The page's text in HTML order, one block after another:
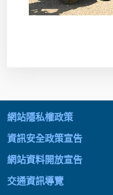
網站隱私權政策
資訊安全政策宣告
網站資料開放宣告
交通資訊導覽